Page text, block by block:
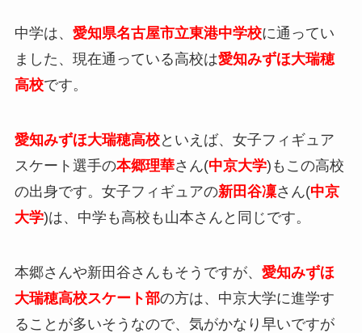
中学は、 愛知県名古屋市立東港中学校に通ってい
ました、現在通っている高校は愛知みずほ大瑞穂
高校です。
愛知みずほ大瑞穂高校といえば、女子フィギュア
スケート選手の本郷理華さん(中京大学)もこの高校
の出身です。女子フィギュアの新田谷凜さん(中京
大学)は、中学も高校も山本さんと同じです。
本郷さんや新田谷さんもそうですが、 愛知みずほ
大瑞穂高校スケート部の方は、中京大学に進学す
ることが多いそうなので、気がかなり早いですが